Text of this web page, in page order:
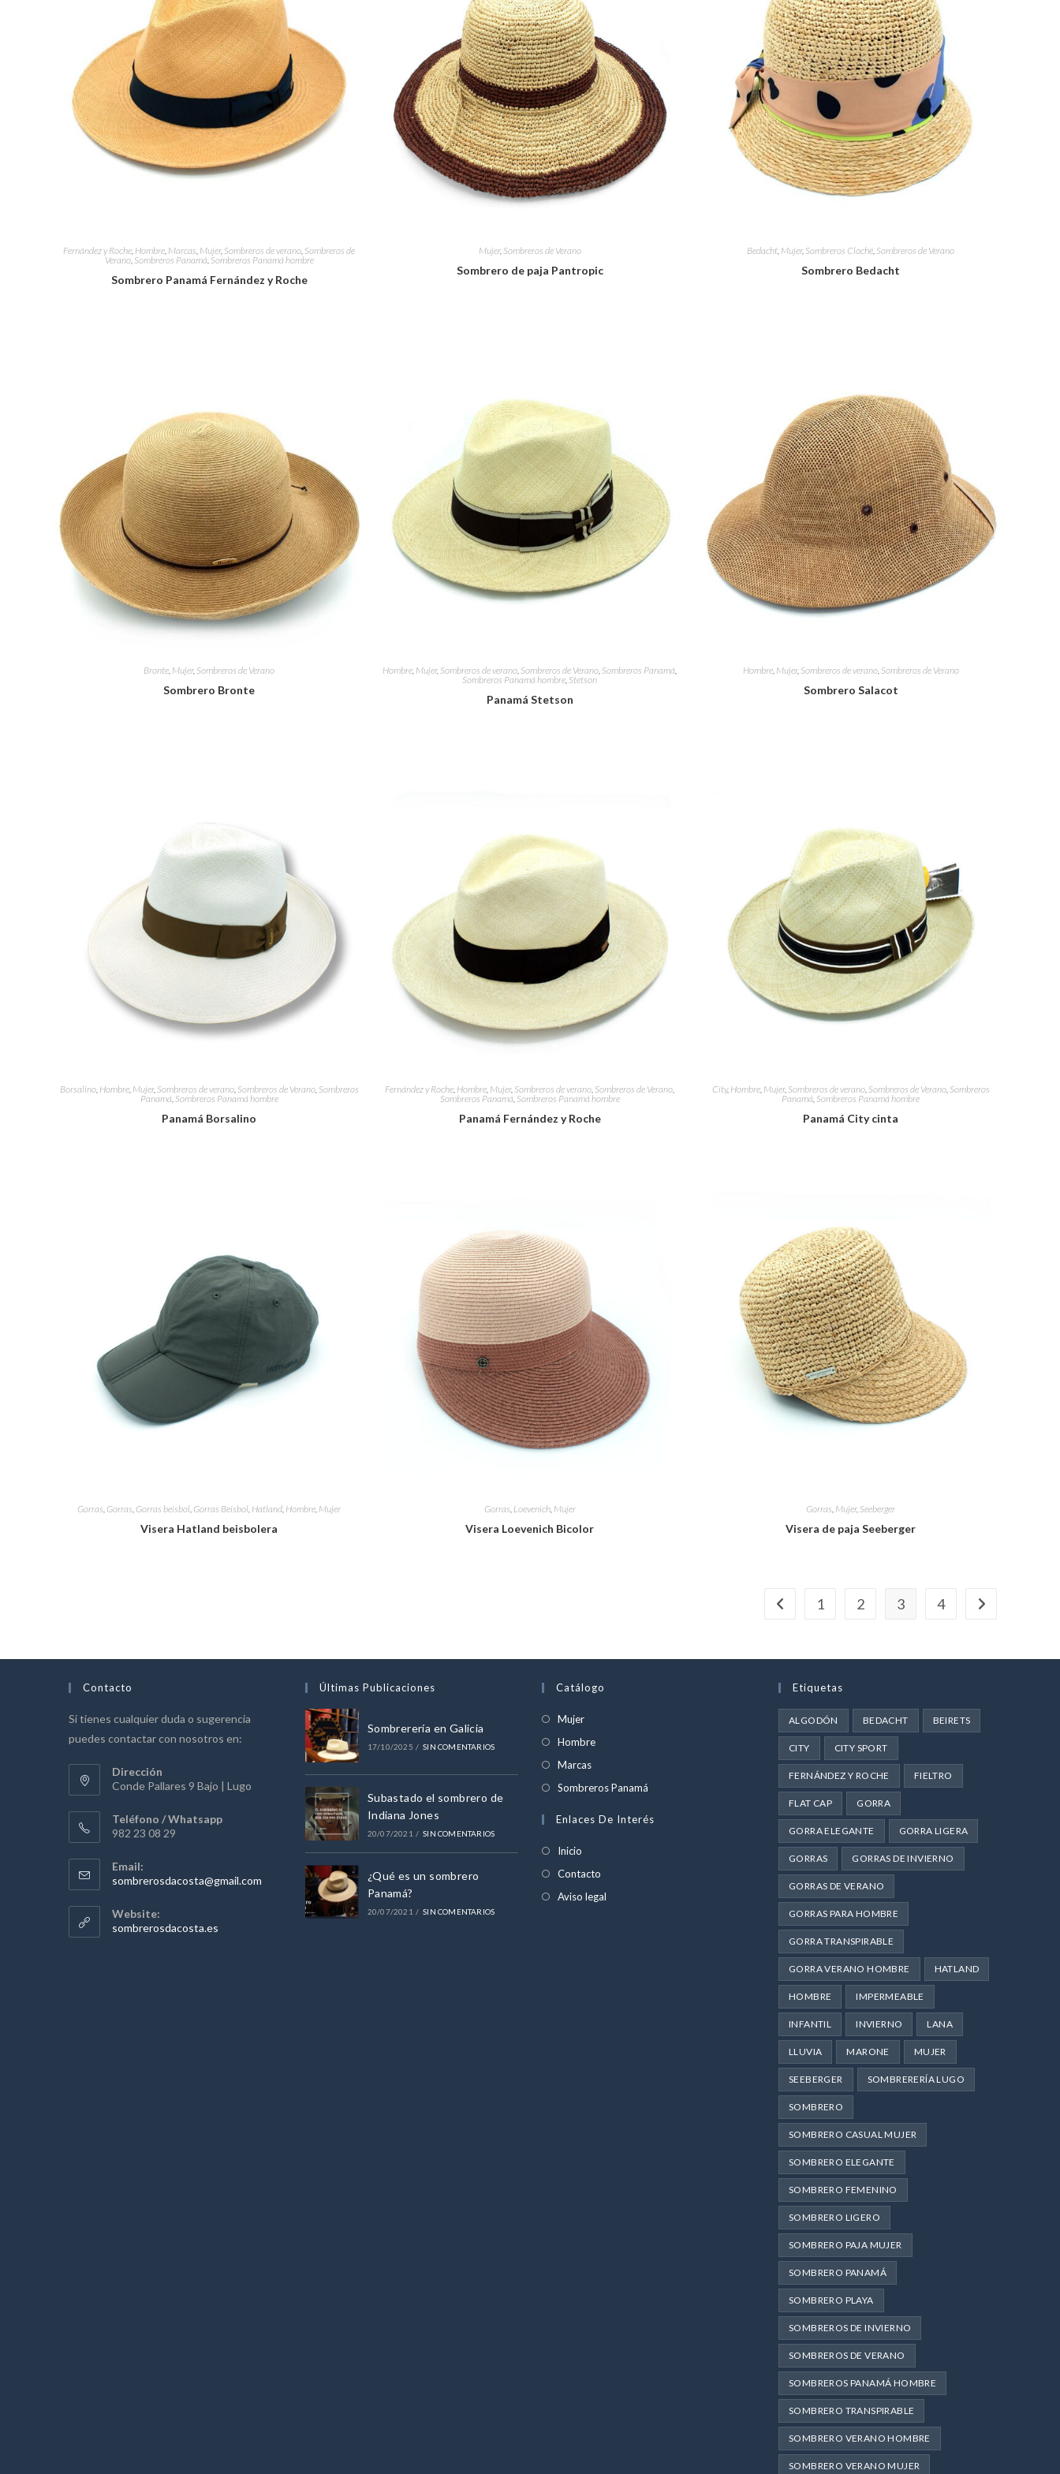
Fernández y Roche, Hombre, Marcas, Mujer, Sombreros de verano, Sombreros de
Verano, Sombreros Panamá, Sombreros Panamá hombre
Sombrero Panamá Fernández y Roche
Mujer, Sombreros de Verano
Sombrero de paja Pantropic
Bedacht, Mujer, Sombreros Cloché, Sombreros de Verano
Sombrero Bedacht
Bronte Mujer, Sombreros de Verano
Sombrero Bronte
Hombre Mujer, Sombreros de verano Sombreros de Verano Sombreros Panamá
Sombreros Panamá hombre Stetson
Panamá Stetson
Hombre, Mujer, Sombreros de verano, Sombreros de Verano
Sombrero Salacot
Borsalino, Hombre, Mujer, Sombreros de verano, Sombreros de Verano, Sombreros
Panamá, Sombreros Panamá hombre
Panamá Borsalino
Fernández y Roche, Hombre, Mujer, Sombreros de verano, Sombreros de Verano,
Sombreros Panamá, Sombreros Panamá hombre
Panamá Fernández y Roche
City, Hombre, Mujer, Sombreros de verano, Sombreros de Verano, Sombreros
Panamá, Sombreros Panamá hombre
Panamá City cinta
Gorras, Gorras, Gorras beisbol, Gorras Beisbol, Hatland, Hombre, Mujer
Visera Hatland beisbolera
Gorras, Loevenich, Mujer
Visera Loevenich Bicolor
Gorras, Mujer, Seeberger
Visera de paja Seeberger
1 2 3 4
Contacto
Si tienes cualquier duda o sugerencia
puedes contactar con nosotros en:
Dirección
Conde Pallares 9 Bajo | Lugo
Teléfono / Whatsapp
982 23 08 29
Email:
sombrerosdacosta@gmail.com
Website:
sombrerosdacosta.es
Últimas Publicaciones
Sombrerería en Galicia
17/10/2025 / SIN COMENTARIOS
Subastado el sombrero de
Indiana Jones
20/07/2021 / SIN COMENTARIOS
¿Qué es un sombrero
Panamá?
20/07/2021 / SIN COMENTARIOS
Catálogo
MujerSe
abre
pestaña
HombreSe
nueva
MarcasSe
abre
una
Sombreros Panamá
en
Enlaces De Interés
Inicio
Contacto
Aviso legal
Etiquetas
ALGODÓN BEDACHT BEIRETS
CITY CITY SPORT
FERNÁNDEZ Y ROCHE FIELTRO
FLAT CAP GORRA
GORRA ELEGANTE GORRA LIGERA
GORRAS GORRAS DE INVIERNO
GORRAS DE VERANO
GORRAS PARA HOMBRE
GORRA TRANSPIRABLE
GORRA VERANO HOMBRE HATLAND
HOMBRE IMPERMEABLE
INFANTIL INVIERNO LANA
LLUVIA MARONE MUJER
SEEBERGER SOMBRERERÍA LUGO
SOMBRERO
SOMBRERO CASUAL MUJER
SOMBRERO ELEGANTE
SOMBRERO FEMENINO
SOMBRERO LIGERO
SOMBRERO PAJA MUJER
SOMBRERO PANAMÁ
SOMBRERO PLAYA
SOMBREROS DE INVIERNO
SOMBREROS DE VERANO
SOMBREROS PANAMÁ HOMBRE
SOMBRERO TRANSPIRABLE
SOMBRERO VERANO HOMBRE
SOMBRERO VERANO MUJER